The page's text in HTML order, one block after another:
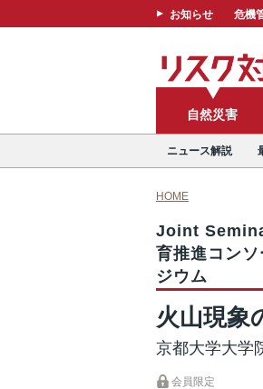
お知らせ 危機
自然災害
ニュース解説
HOME
Joint
育推進コン
ジウム
火山現象
京都大学大
会員限定